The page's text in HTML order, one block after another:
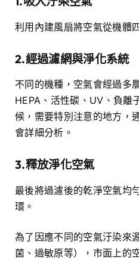
利用內建風扇將空氣從機體
2.經過濾網與淨化系統
不同的機種，空氣會經過多
HEPA、活性碳、UV、負離
候，需要特別注意的地方，
會詳細分析。
3.釋放淨化空氣
最後將過濾後的乾淨空氣均
環。
為了因應不同的空氣汙染來
菌、過敏原等），市面上的